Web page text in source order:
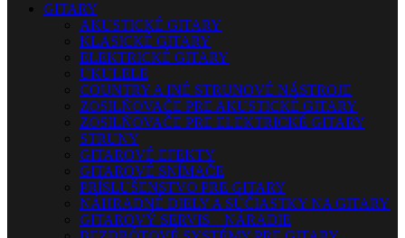
GITARY
AKUSTICKÉ GITARY
KLASICKÉ GITARY
ELEKTRICKÉ GITARY
UKULELE
COUNTRY A INÉ STRUNOVÉ NÁSTROJE
ZOSILŇOVAČE PRE AKUSTICKÉ GITARY
ZOSILŇOVAČE PRE ELEKTRICKÉ GITARY
STRUNY
GITAROVÉ EFEKTY
GITAROVÉ SNÍMAČE
PRÍSLUŠENSTVO PRE GITARY
NÁHRADNÉ DIELY A SÚČIASTKY NA GITARY
GITAROVÝ SERVIS – NÁRADIE